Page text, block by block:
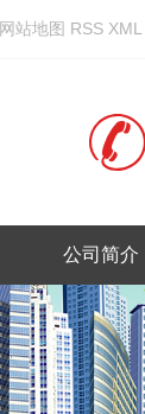
网站地图 RSS XML
公司简介